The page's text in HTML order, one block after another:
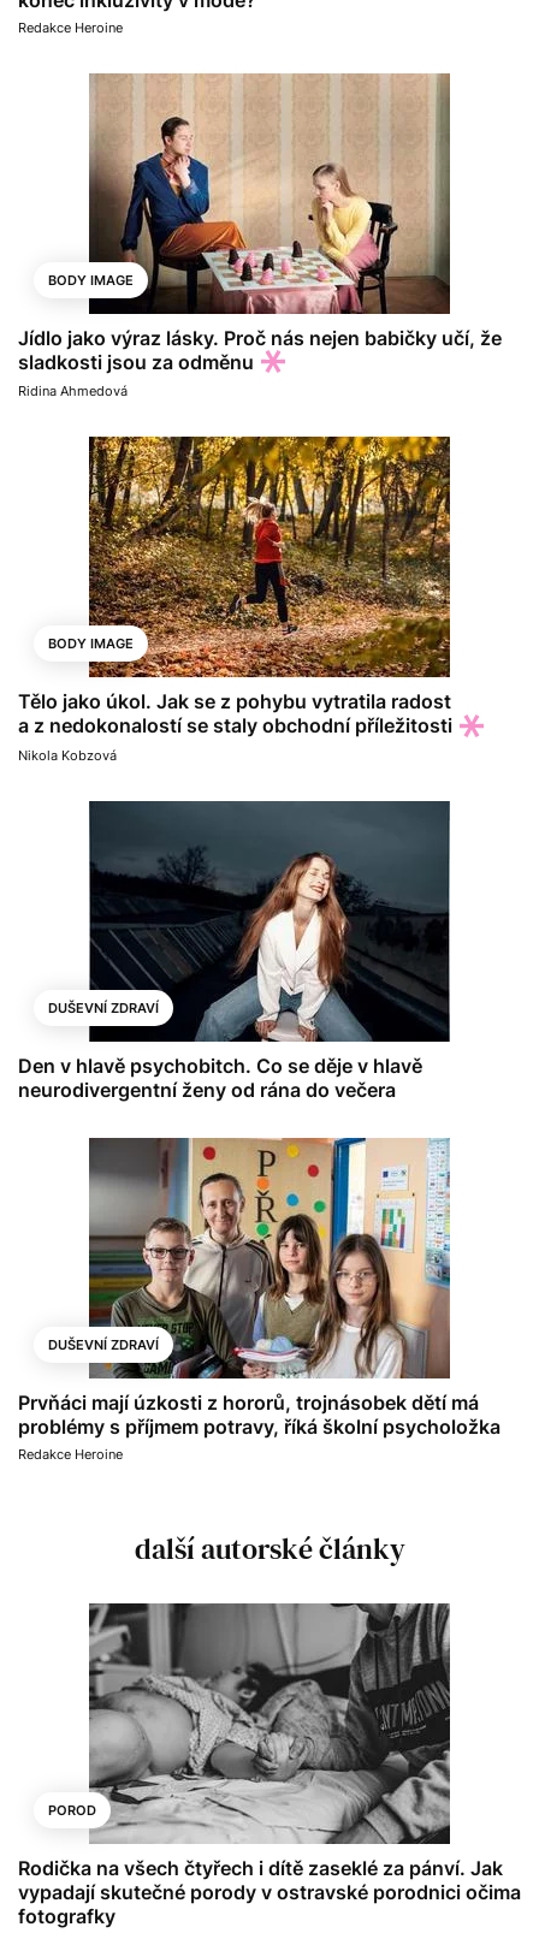
Redakce Heroine
BODY IMAGE
Jídlo jako výraz lásky. Proč nás nejen babičky učí, že
sladkosti jsou za odměnu
Ridina Ahmedová
BODY IMAGE
Tělo jako úkol. Jak se z pohybu vytratila radost
a z nedokonalostí se staly obchodní příležitosti
Nikola Kobzová
DUŠEVNÍ ZDRAVÍ
Den v hlavě psychobitch. Co se děje v hlavě
neurodivergentní ženy od rána do večera
DUŠEVNÍ ZDRAVÍ
Prvňáci mají úzkosti z hororů, trojnásobek dětí má
problémy s příjmem potravy, říká školní psycholožka
Redakce Heroine
další autorské články
POROD
Rodička na všech čtyřech i dítě zaseklé za pánví. Jak
vypadají skutečné porody v ostravské porodnici očima
fotografky